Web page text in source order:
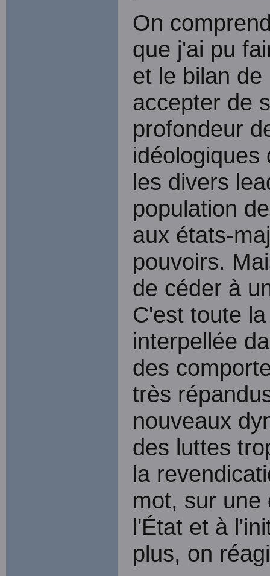
On
que j'ai pu
et le bilan
accepter de
profondeur
idéologiques
les divers
population
aux états-
pouvoirs.
de céder à
C'est toute
interpellée
des
très
nouveaux
des luttes
la
mot, sur une
l'État et à
plus, on